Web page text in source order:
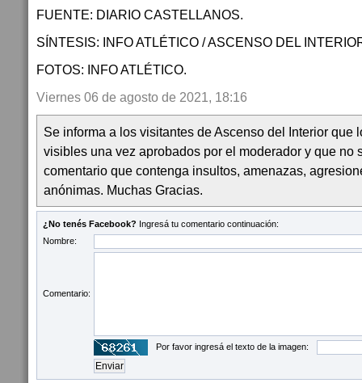
FUENTE: DIARIO CASTELLANOS.
SÍNTESIS: INFO ATLÉTICO / ASCENSO DEL
FOTOS: INFO ATLÉTICO.
Viernes 06 de agosto de 2021, 18:16
Se informa a los visitantes de Ascenso del Interior que
visibles una vez aprobados por el moderador y que no
comentario que contenga insultos, amenazas,
anónimas. Muchas Gracias.
¿No tenés Facebook? Ingresá tu comentario continuación:
Nombre:
Comentario:
Por favor ingresá el texto de la imagen: